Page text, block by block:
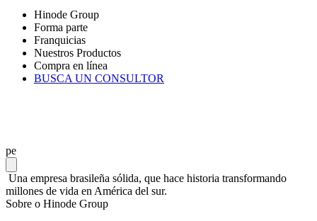
Hinode Group
Forma parte
Franquicias
Nuestros Productos
Compra en línea
BUSCA UN CONSULTOR
pe
Una empresa brasileña sólida, que hace historia transformando
millones de vida en América del sur.
Sobre o Hinode Group